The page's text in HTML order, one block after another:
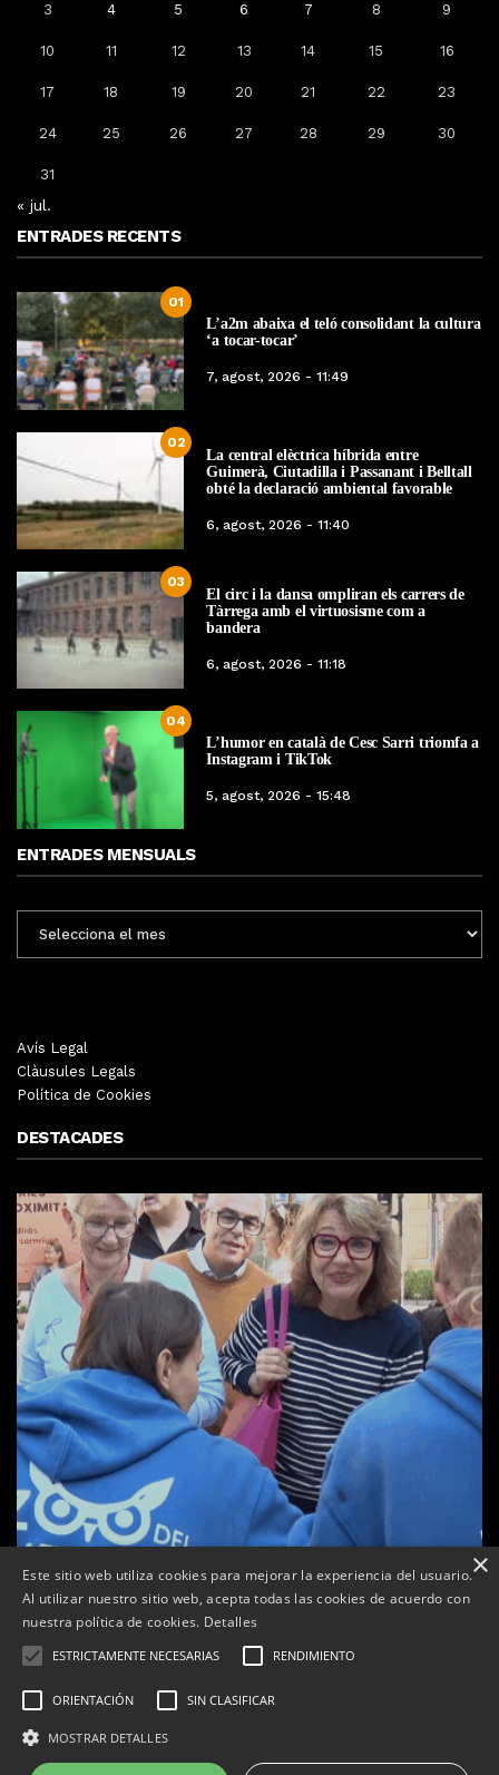
3 4 5 6 7 8 9
10 11 12 13 14 15 16
17 18 19 20 21 22 23
24 25 26 27 28 29 30
31
« jul.
ENTRADES RECENTS
01
L’a2m abaixa el teló consolidant la cultura
‘a tocar-tocar’
7, agost, 2026 - 11:49
02
La central elèctrica híbrida entre
Guimerà, Ciutadilla i Passanant i Belltall
obté la declaració ambiental favorable
6, agost, 2026 - 11:40
03
El circ i la dansa ompliran els carrers de
Tàrrega amb el virtuosisme com a
bandera
6, agost, 2026 - 11:18
04
L’humor en català de Cesc Sarri triomfa a
Instagram i TikTok
5, agost, 2026 - 15:48
ENTRADES MENSUALS
MENSUALS
Avís Legal
Clàusules Legals
Política de Cookies
DESTACADES
Tàrrega celebra la 25a Fira del Medi Ambient
Per Tàrrega Televisió 18, octubre, 2025 - 12:26
×
Este sitio web utiliza cookies para mejorar la experiencia del usuario.
Al utilizar nuestro sitio web, acepta todas las cookies de acuerdo con
nuestra política de cookies. Detalles
ESTRICTAMENTE NECESARIAS RENDIMIENTO
ORIENTACIÓN SIN CLASIFICAR
MOSTRAR DETALLES